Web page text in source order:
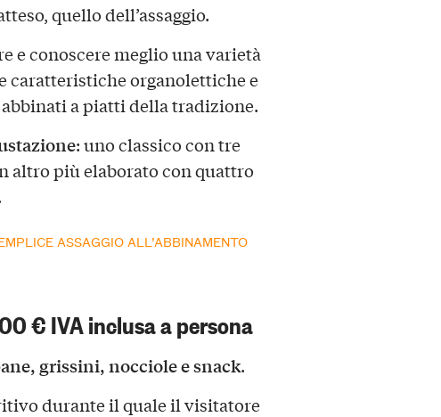
quello dell’assaggio.
e conoscere meglio una varietà
caratteristiche organolettiche e
a piatti della tradizione.
: uno classico con tre
altro più elaborato con quattro
ASSAGGIO ALL’ABBINAMENTO
€ IVA inclusa a persona
grissini, nocciole e snack.
durante il quale il visitatore